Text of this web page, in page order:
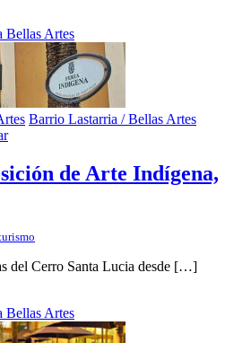
Bellas Artes
Barrio Lastarria / Bellas Artes
de Arte Indí­gena,
del Cerro Santa Lucia desde […]
Bellas Artes